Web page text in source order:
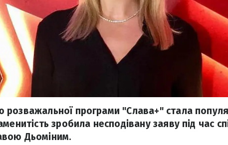
розважальної програми "Слава+" стала
зробила несподівану заяву під час
Дьоміним.